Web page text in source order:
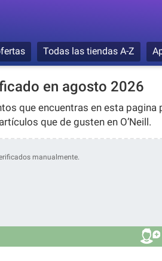
Todas las tiendas A-Z
en agosto 2026
que encuentras en esta pagina
que de gusten en O’Neill.
manualmente.